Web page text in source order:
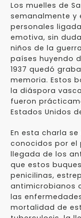
Los muelles de
semanalmente y
personales
emotiva, sin
niños de la
países huyendo
1937 quedó
memoria. Estos
la diáspora
fueron
Estados Unidos
En esta charla
conocidos por el
llegada de los
que estos
penicilinas,
antimicrobianos
las
mortalidad de